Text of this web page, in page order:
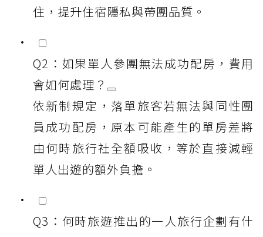
住，提升住宿隱私與帶團品質。
Q2：如果單人參團無法成功配房，費用
會如何處理？
依新制規定，落單旅客若無法與同性團
員成功配房，原本可能產生的單房差將
由何時旅行社全額吸收，等於直接減輕
單人出遊的額外負擔。
Q3：何時旅遊推出的一人旅行企劃有什